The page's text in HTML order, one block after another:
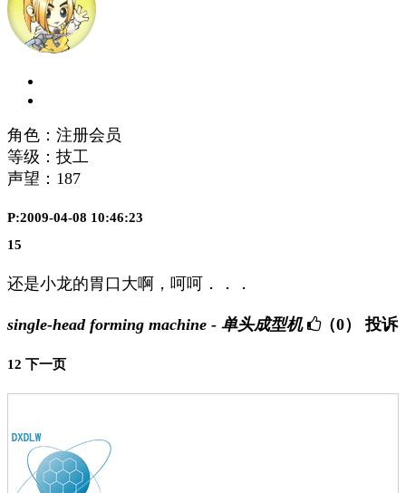
角色：注册会员
等级：技工
声望： 187
P:2009-04-08 10:46:23
15
还是小龙的胃口大啊，呵呵．．．
single-head forming machine - 单头成型机 （0） 投诉
12 下一页